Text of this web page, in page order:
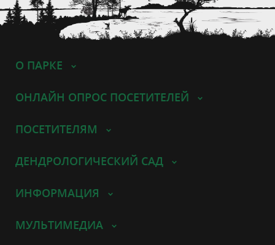
О ПАРКЕ
ОНЛАЙН ОПРОС ПОСЕТИТЕЛЕЙ
ПОСЕТИТЕЛЯМ
ДЕНДРОЛОГИЧЕСКИЙ САД
ИНФОРМАЦИЯ
МУЛЬТИМЕДИА